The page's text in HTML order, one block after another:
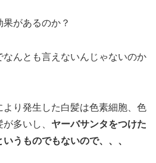
があるのか？
なんとも言えないんじゃないのか
り発生した白髪は色素細胞、色
多いし、 ヤーバサンタをつけた
うものでもないので、、、